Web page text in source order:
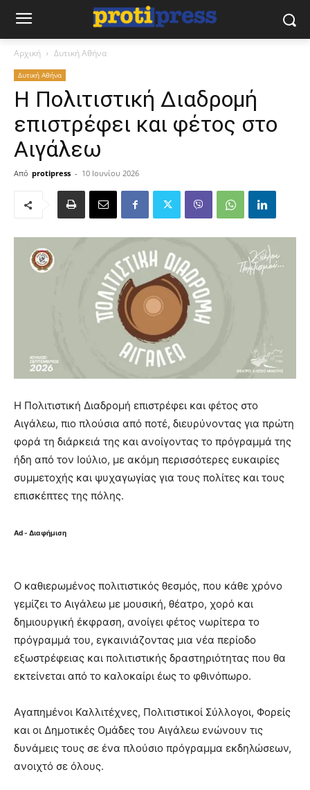
Αρχική Δυτική Αθήνα
Δυτική Αθήνα
Η Πολιτιστική Διαδρομή
επιστρέφει και φέτος στο
Αιγάλεω
Από protipress - 10 Ιουνίου 2026
Η Πολιτιστική Διαδρομή επιστρέφει και φέτος στο
Αιγάλεω, πιο πλούσια από ποτέ, διευρύνοντας για πρώτη
φορά τη διάρκειά της και ανοίγοντας το πρόγραμμά της
ήδη από τον Ιούλιο, με ακόμη περισσότερες ευκαιρίες
συμμετοχής και ψυχαγωγίας για τους πολίτες και τους
επισκέπτες της πόλης.
Ad - Διαφήμιση
Ο καθιερωμένος πολιτιστικός θεσμός, που κάθε χρόνο
γεμίζει το Αιγάλεω με μουσική, θέατρο, χορό και
δημιουργική έκφραση, ανοίγει φέτος νωρίτερα το
πρόγραμμά του, εγκαινιάζοντας μια νέα περίοδο
εξωστρέφειας και πολιτιστικής δραστηριότητας που θα
εκτείνεται από το καλοκαίρι έως το φθινόπωρο.
Αγαπημένοι Καλλιτέχνες, Πολιτιστικοί Σύλλογοι, Φορείς
και οι Δημοτικές Ομάδες του Αιγάλεω ενώνουν τις
δυνάμεις τους σε ένα πλούσιο πρόγραμμα εκδηλώσεων,
ανοιχτό σε όλους.